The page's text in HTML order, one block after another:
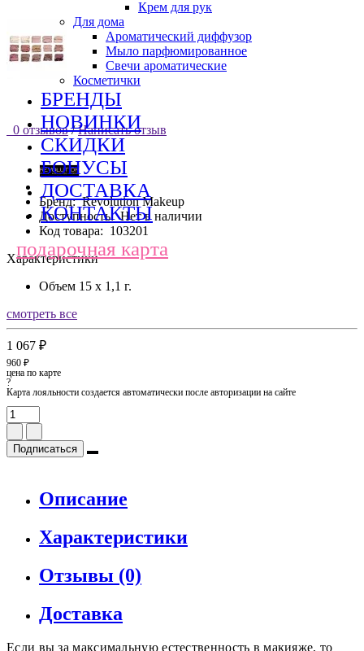
Крем для рук
Для дома
Ароматический диффузор
Мыло парфюмированное
Свечи ароматические
Косметички
БРЕНДЫ
НОВИНКИ
СКИДКИ
БОНУСЫ
ДОСТАВКА
КОНТАКТЫ
подарочная карта
0 отзывов / Написать отзыв
Бренд: Revolution Makeup
Доступность:Нет в наличии
Код товара: 103201
Характеристики
Объем 15 х 1,1 г.
смотреть все
1 067 ₽
960 ₽
цена по карте
?
Карта лояльности создается автоматически после авторизации на сайте
Подписаться
Описание
Характеристики
Отзывы (0)
Доставка
Если вы за максимальную естественность в макияже, то